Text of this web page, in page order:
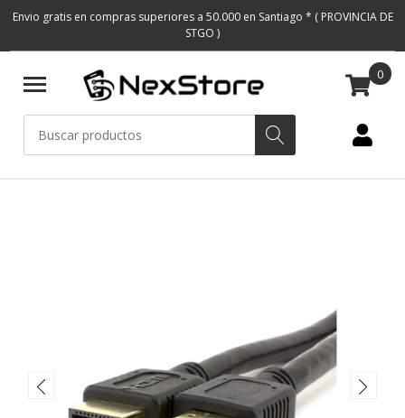
Envio gratis en compras superiores a 50.000 en Santiago * ( PROVINCIA DE
STGO )
0